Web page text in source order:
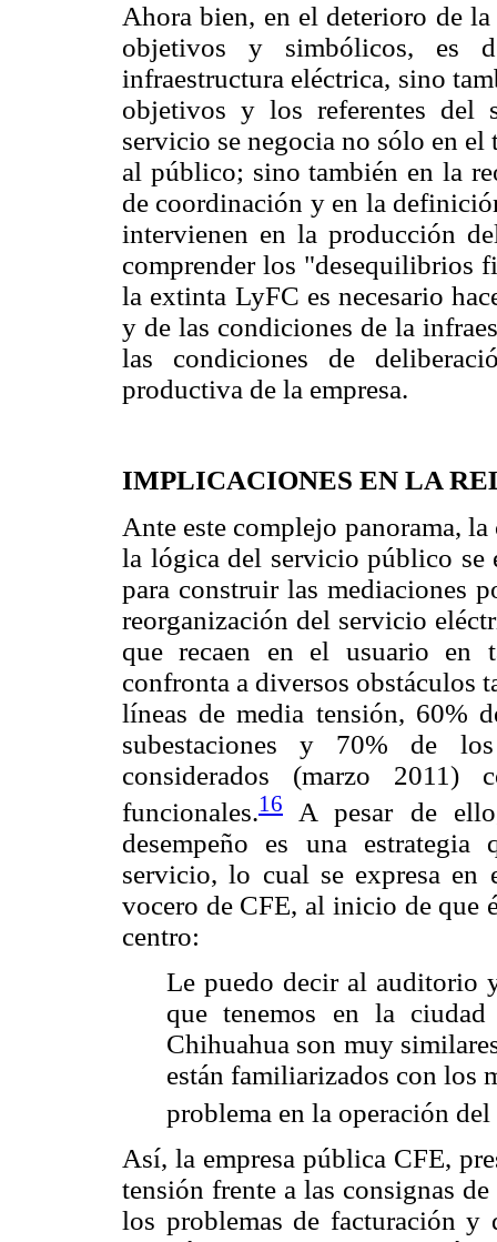
Ahora bien, en el deterioro de
objetivos y simbólicos, es
infraestructura eléctrica, sino
objetivos y los referentes
servicio se negocia no sólo en
al público; sino también en la
de coordinación y en la
intervienen en la producción
comprender los "desequilibrios
la extinta LyFC es necesario
y de las condiciones de la
las condiciones de
productiva de la empresa.
IMPLICACIONES EN LA
Ante este complejo panorama,
la lógica del servicio público se
para construir las mediaciones
reorganización del servicio
que recaen en el usuario en
confronta a diversos obstáculos
líneas de media tensión, 60%
subestaciones y 70% de
considerados (marzo 2011)
funcionales.16
A pesar de
desempeño es una
servicio, lo cual se expresa en
vocero de CFE, al inicio de que
centro:
Le puedo decir al auditorio
que tenemos en la
Chihuahua son muy
están familiarizados con los
problema en la operación
Así, la empresa pública CFE,
tensión frente a las consignas
los problemas de facturación y